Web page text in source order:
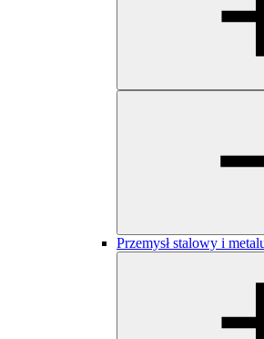
Przemysł stalowy i